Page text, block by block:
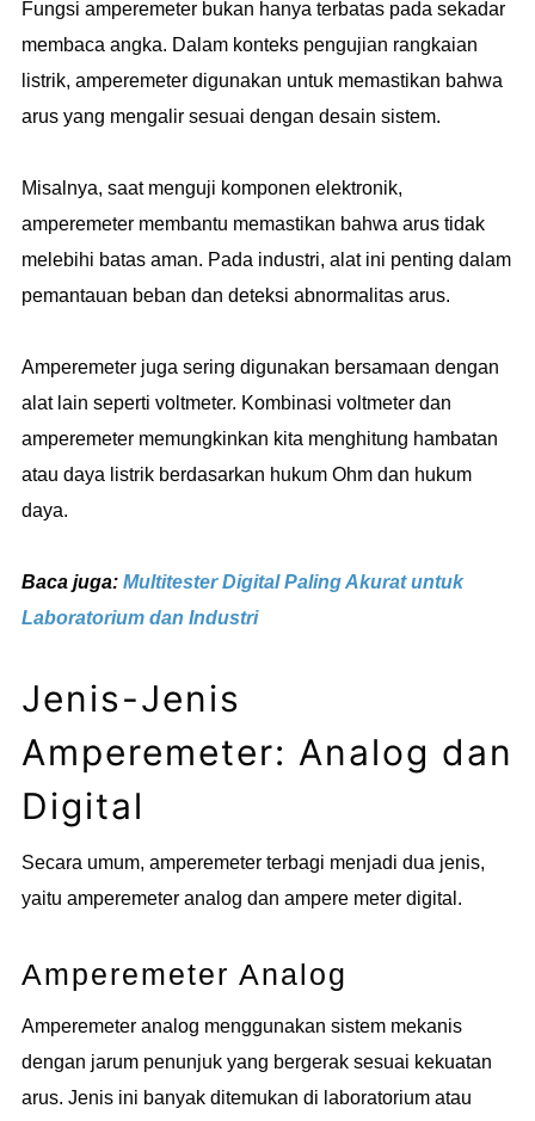
Fungsi amperemeter bukan hanya terbatas pada sekadar
membaca angka. Dalam konteks pengujian rangkaian
listrik, amperemeter digunakan untuk memastikan bahwa
arus yang mengalir sesuai dengan desain sistem.
Misalnya, saat menguji komponen elektronik,
amperemeter membantu memastikan bahwa arus tidak
melebihi batas aman. Pada industri, alat ini penting dalam
pemantauan beban dan deteksi abnormalitas arus.
Amperemeter juga sering digunakan bersamaan dengan
alat lain seperti voltmeter. Kombinasi voltmeter dan
amperemeter memungkinkan kita menghitung hambatan
atau daya listrik berdasarkan hukum Ohm dan hukum
daya.
Baca juga: Multitester Digital Paling Akurat untuk
Laboratorium dan Industri
Jenis-Jenis
Amperemeter: Analog dan
Digital
Secara umum, amperemeter terbagi menjadi dua jenis,
yaitu amperemeter analog dan ampere meter digital.
Amperemeter Analog
Amperemeter analog menggunakan sistem mekanis
dengan jarum penunjuk yang bergerak sesuai kekuatan
arus. Jenis ini banyak ditemukan di laboratorium atau